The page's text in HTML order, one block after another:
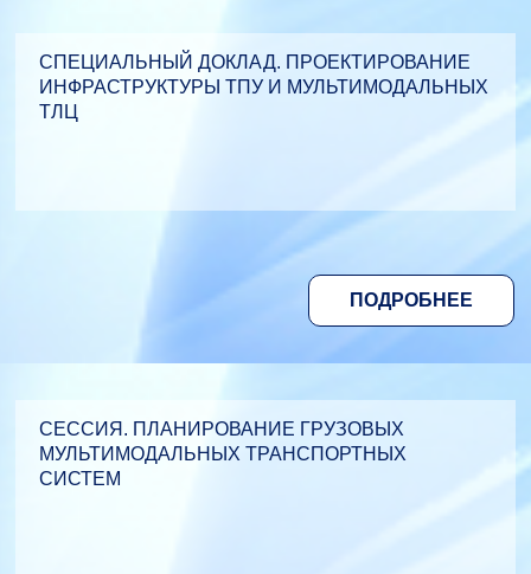
СПЕЦИАЛЬНЫЙ ДОКЛАД. ПРОЕКТИРОВАНИЕ
ИНФРАСТРУКТУРЫ ТПУ И МУЛЬТИМОДАЛЬНЫХ
ТЛЦ
ПОДРОБНЕЕ
СЕССИЯ. ПЛАНИРОВАНИЕ ГРУЗОВЫХ
МУЛЬТИМОДАЛЬНЫХ ТРАНСПОРТНЫХ
СИСТЕМ